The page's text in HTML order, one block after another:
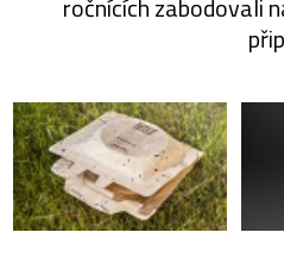
ročnících zabodovali